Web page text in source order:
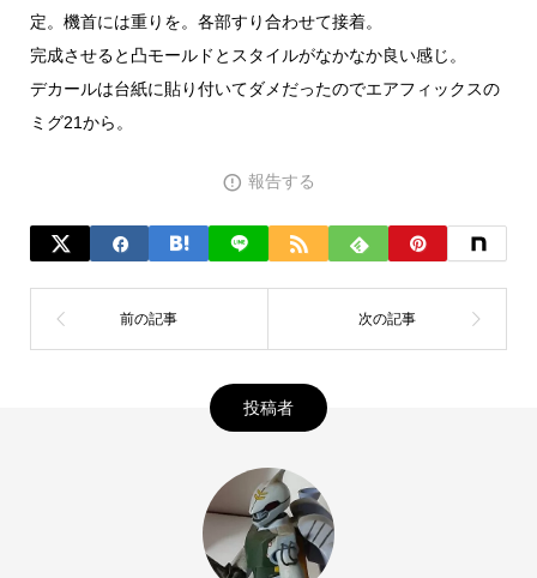
定。機首には重りを。各部すり合わせて接着。
完成させると凸モールドとスタイルがなかなか良い感じ。
デカールは台紙に貼り付いてダメだったのでエアフィックスの
ミグ21から。
報告する
投稿者